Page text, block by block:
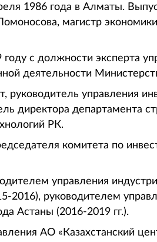
1986 года в Алматы.
магистр
с должности эксперта
деятельности
руководитель управления
директора департамента
РК.
комитета по
управления
2016), руководителем
Астаны (2016-2019 гг.).
АО «Казахстанский